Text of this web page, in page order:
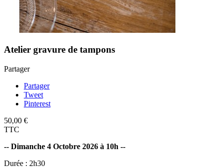
Atelier gravure de tampons
Partager
Partager
Tweet
Pinterest
50,00 €
TTC
-- Dimanche 4 Octobre 2026 à 10h --
Durée : 2h30